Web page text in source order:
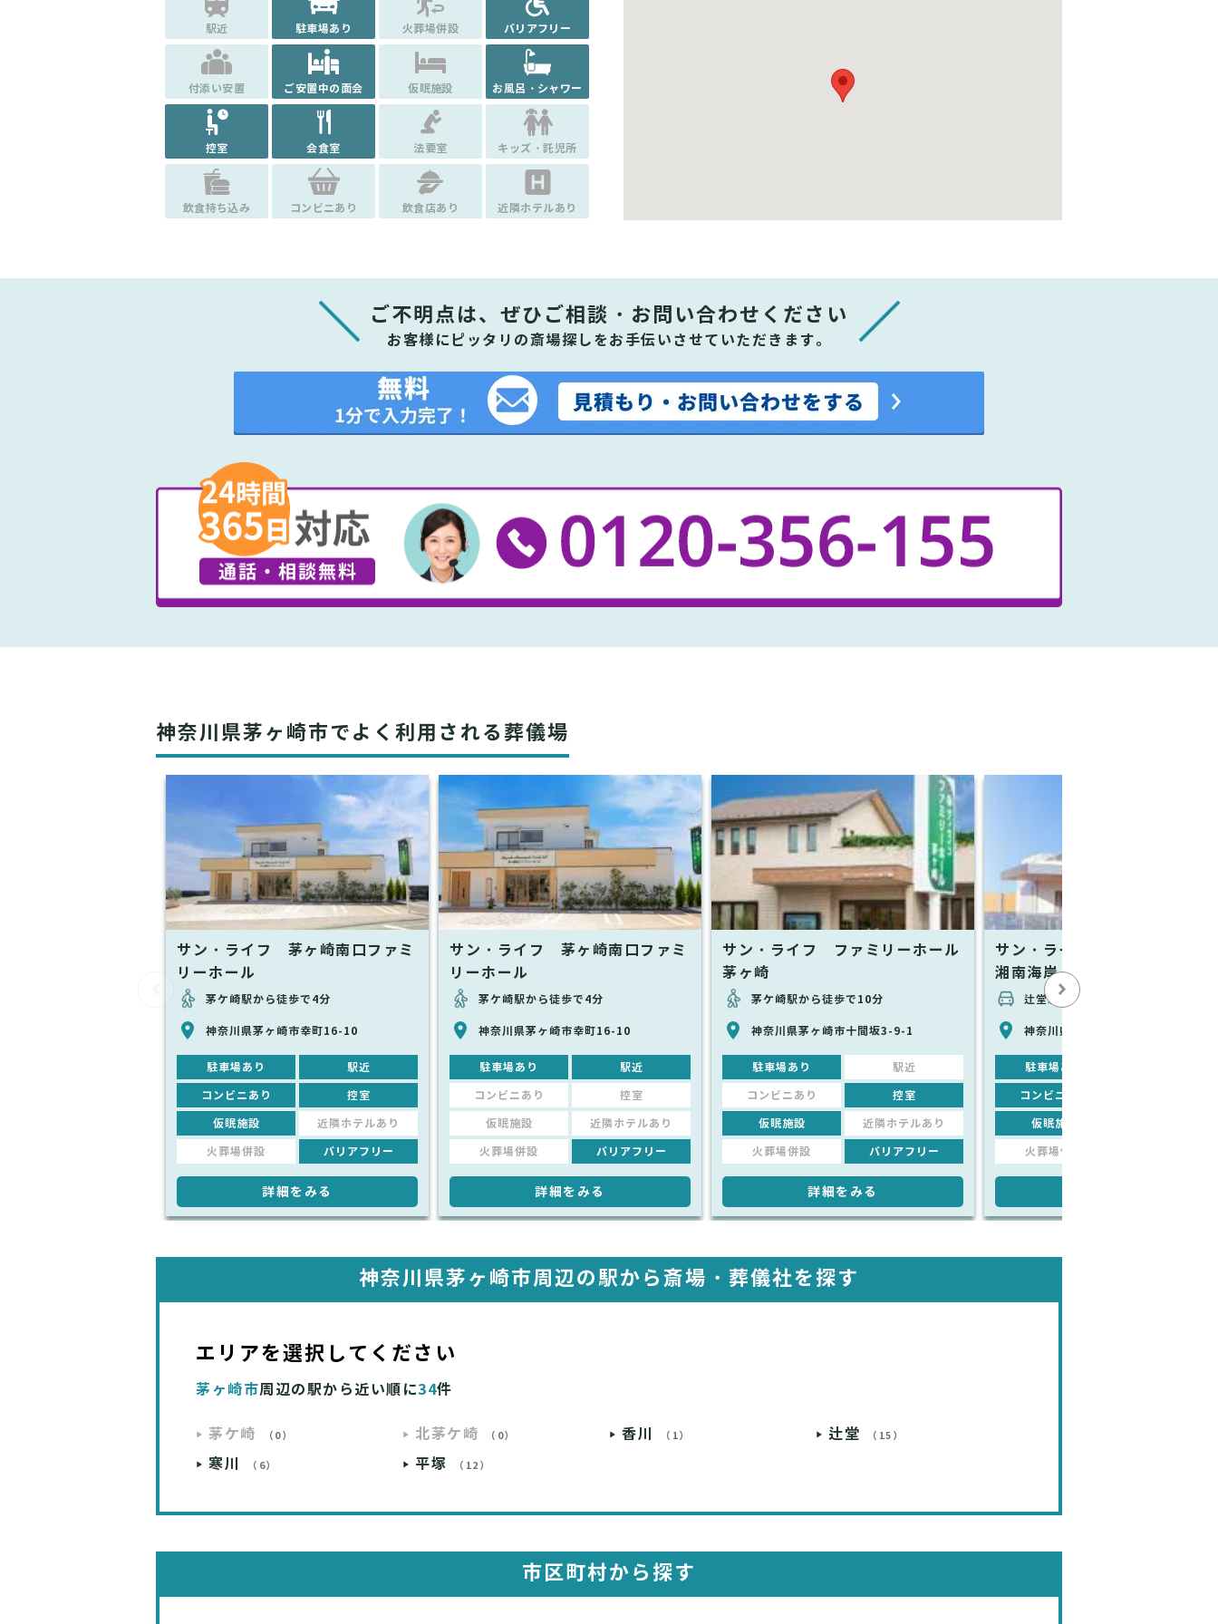
駅近 駐車場あり 火葬場併設 バリアフリー
付添い安置 ご安置中の面会 仮眠施設 お風呂・シャワー
控室 会食室 法要室 キッズ・託児所
飲食持ち込み コンビニあり 飲食店あり 近隣ホテルあり
ご不明点は、ぜひ ご相談・お問い合わせください
お客様にピッタリの斎場探しをお手伝いさせていただきます。
神奈川県茅ヶ崎市でよく利用される葬儀場
サン・ライフ 茅ヶ崎南口ファミ
リーホール
茅ケ崎駅から徒歩で4分
神奈川県茅ヶ崎市幸町16-10
駐車場あり 駅近
コンビニあり 控室
仮眠施設 近隣ホテルあり
火葬場併設 バリアフリー
詳細をみる
サン・ライフ 茅ヶ崎南口ファミ
リーホール
茅ケ崎駅から徒歩で4分
神奈川県茅ヶ崎市幸町16-10
駐車場あり 駅近
コンビニあり 控室
仮眠施設 近隣ホテルあり
火葬場併設 バリアフリー
詳細をみる
サン・ライフ ファミリーホール
茅ヶ崎
茅ケ崎駅から徒歩で10分
神奈川県茅ヶ崎市十間坂3-9-1
駐車場あり 駅近
コンビニあり 控室
仮眠施設 近隣ホテルあり
火葬場併設 バリアフリー
詳細をみる
サン・ライフ ファミリーホ
湘南海岸
辻堂駅から車で5分
神奈川県茅ヶ崎市常盤町6-29
駐車場あり
コンビニあり
仮眠施設
火葬場併設
神奈川県茅ヶ崎市周辺の駅から 斎場・葬儀社を探す
エリアを選択してください
茅ヶ崎市周辺の駅から近い順に34件
茅ケ崎 （0） 北茅ケ崎 （0） 香川 （1） 辻堂 （15）
寒川 （6） 平塚 （12）
市区町村から探す